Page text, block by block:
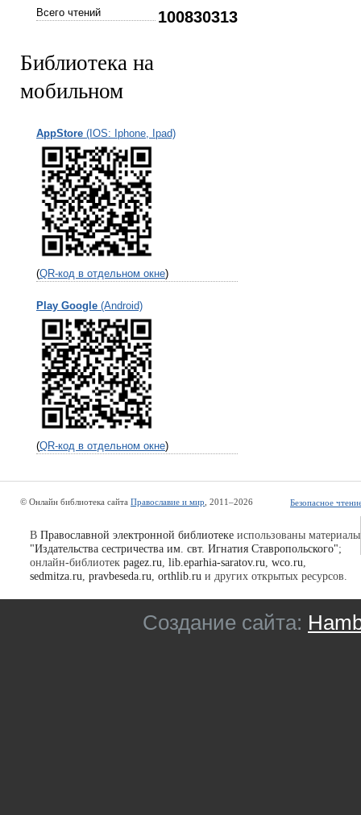
100830313
Всего чтений
Библиотека на
мобильном
AppStore (IOS: Iphone, Ipad)
(QR-код в отдельном окне)
Play Google (Android)
(QR-код в отдельном окне)
© Онлайн библиотека сайта Православие и мир, 2011–2026 Безопасное
В Православной электронной библиотеке использованы материалы
"Издательства сестричества им. свт. Игнатия Ставропольского";
онлайн-библиотек pagez.ru lib.eparhia-saratov.ru wco.ru
sedmitza.ru pravbeseda.ru orthlib.ru и других открытых ресурсов.
Создание сайта: